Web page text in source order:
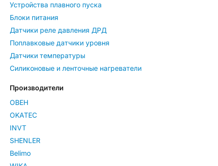
Устройства плавного пуска
Блоки питания
Датчики реле давления ДРД
Поплавковые датчики уровня
Датчики температуры
Силиконовые и ленточные нагреватели
Производители
ОВЕН
OKATEC
INVT
SHENLER
Belimo